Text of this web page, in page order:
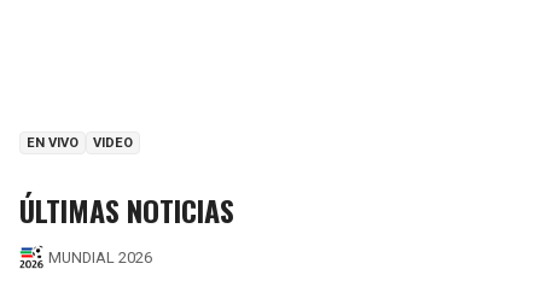
EN VIVO VIDEO
ÚLTIMAS NOTICIAS
MUNDIAL 2026